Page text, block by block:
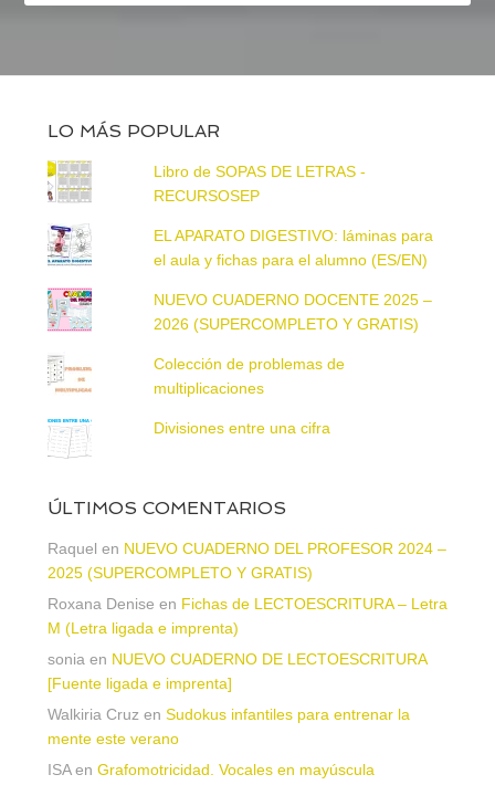
LO MÁS POPULAR
Libro de SOPAS DE LETRAS -
RECURSOSEP
EL APARATO DIGESTIVO: láminas para
el aula y fichas para el alumno (ES/EN)
NUEVO CUADERNO DOCENTE 2025 –
2026 (SUPERCOMPLETO Y GRATIS)
Colección de problemas de
multiplicaciones
Divisiones entre una cifra
ÚLTIMOS COMENTARIOS
Raquel en NUEVO CUADERNO DEL PROFESOR 2024 –
2025 (SUPERCOMPLETO Y GRATIS)
Roxana Denise en Fichas de LECTOESCRITURA – Letra
M (Letra ligada e imprenta)
sonia en NUEVO CUADERNO DE LECTOESCRITURA
[Fuente ligada e imprenta]
Walkiria Cruz en Sudokus infantiles para entrenar la
mente este verano
ISAen Grafomotricidad. Vocales en mayúscula